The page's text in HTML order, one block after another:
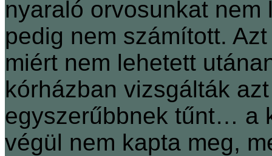
nyaraló orvosunkat
pedig nem számított.
miért nem lehetett
kórházban vizsgálták
egyszerűbbnek tűnt… a
végül nem kapta meg,